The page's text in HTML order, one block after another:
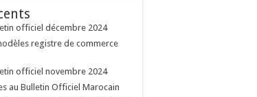
officiel décembre 2024
registre de commerce
officiel novembre 2024
au Bulletin Officiel Marocain